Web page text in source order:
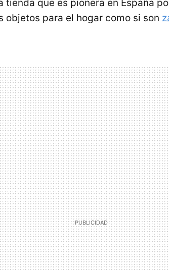
tienda que es pionera en España
objetos para el hogar como si son